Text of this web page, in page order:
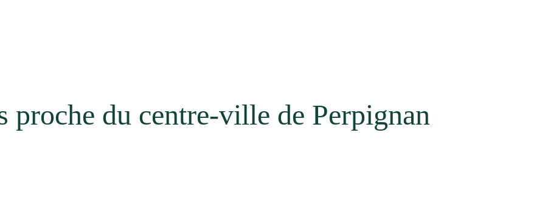
proche du centre-ville de Perpignan